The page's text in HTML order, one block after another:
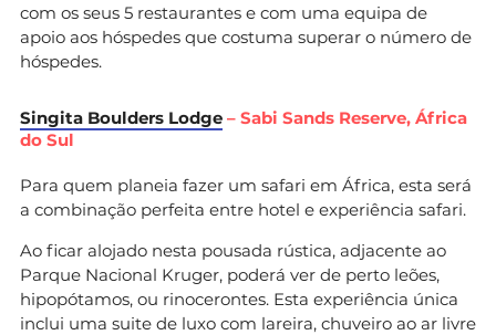
com os seus 5 restaurantes e com uma equipa de
apoio aos hóspedes que costuma superar o número de
hóspedes.
Singita Boulders Lodge – Sabi Sands Reserve, África
do Sul
Para quem planeia fazer um safari em África, esta será
a combinação perfeita entre hotel e experiência safari.
Ao ficar alojado nesta pousada rústica, adjacente ao
Parque Nacional Kruger, poderá ver de perto leões,
hipopótamos, ou rinocerontes. Esta experiência única
inclui uma suite de luxo com lareira, chuveiro ao ar livre